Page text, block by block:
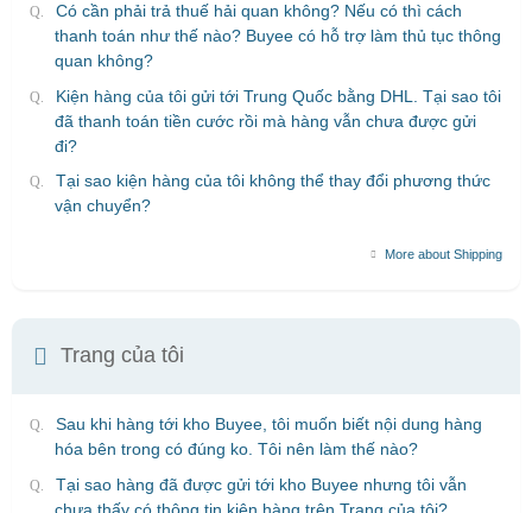
Có cần phải trả thuế hải quan không? Nếu có thì cách
thanh toán như thế nào? Buyee có hỗ trợ làm thủ tục thông
quan không?
Kiện hàng của tôi gửi tới Trung Quốc bằng DHL. Tại sao tôi
đã thanh toán tiền cước rồi mà hàng vẫn chưa được gửi
đi?
Tại sao kiện hàng của tôi không thể thay đổi phương thức
vận chuyển?
More about Shipping
Trang của tôi
Sau khi hàng tới kho Buyee, tôi muốn biết nội dung hàng
hóa bên trong có đúng ko. Tôi nên làm thế nào?
Tại sao hàng đã được gửi tới kho Buyee nhưng tôi vẫn
chưa thấy có thông tin kiện hàng trên Trang của tôi?